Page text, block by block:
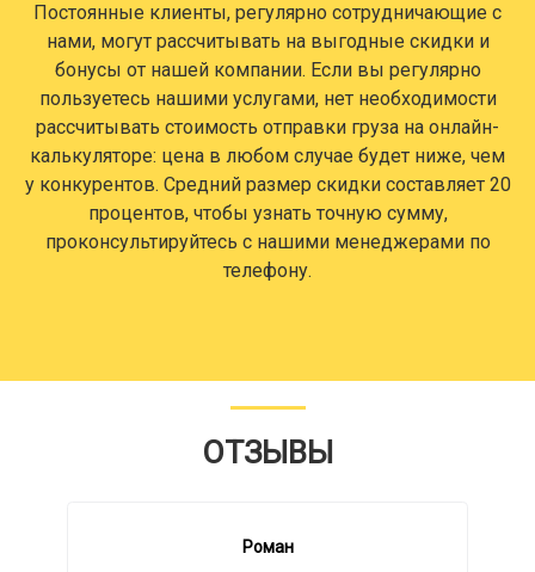
Постоянные клиенты, регулярно сотрудничающие с
нами, могут рассчитывать на выгодные скидки и
бонусы от нашей компании. Если вы регулярно
пользуетесь нашими услугами, нет необходимости
рассчитывать стоимость отправки груза на онлайн-
калькуляторе: цена в любом случае будет ниже, чем
у конкурентов. Средний размер скидки составляет 20
процентов, чтобы узнать точную сумму,
проконсультируйтесь с нашими менеджерами по
телефону.
ОТЗЫВЫ
Роман